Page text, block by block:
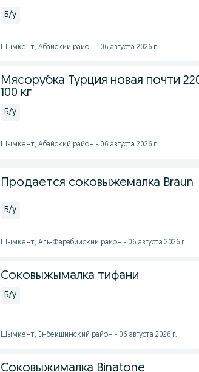
Б/у
Шымкент, Абайский район - 06 августа 2026 г.
Мясорубка Турция новая почти
100 кг
Б/у
Шымкент, Абайский район - 06 августа 2026 г.
Продается соковыжемалка Braun
Б/у
Шымкент, Аль-Фарабийский район - 06 августа 2026 г.
Соковыжымалка тифани
Б/у
Шымкент, Енбекшинский район - 06 августа 2026 г.
Соковыжималка Binatone